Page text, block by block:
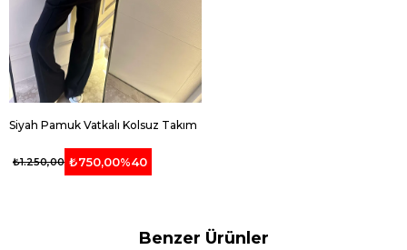
Siyah Pamuk Vatkalı Kolsuz Takım
₺750,00%40
₺1.250,00
Benzer Ürünler